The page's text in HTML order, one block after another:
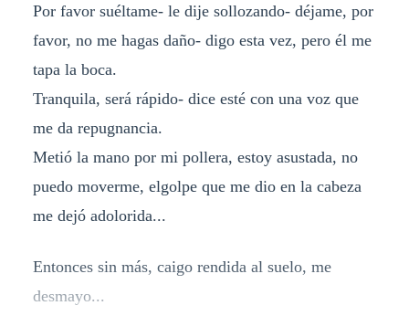
Por favor suéltame- le dije sollozando- déjame, por
favor, no me hagas daño- digo esta vez, pero él me
tapa la boca.
Tranquila, será rápido- dice esté con una voz que
me da repugnancia.
Metió la mano por mi pollera, estoy asustada, no
puedo moverme, elgolpe que me dio en la cabeza
me dejó adolorida...
Entonces sin más, caigo rendida al suelo, me
desmayo...